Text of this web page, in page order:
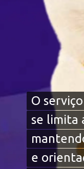
O
se limita
e
O
se limita
e